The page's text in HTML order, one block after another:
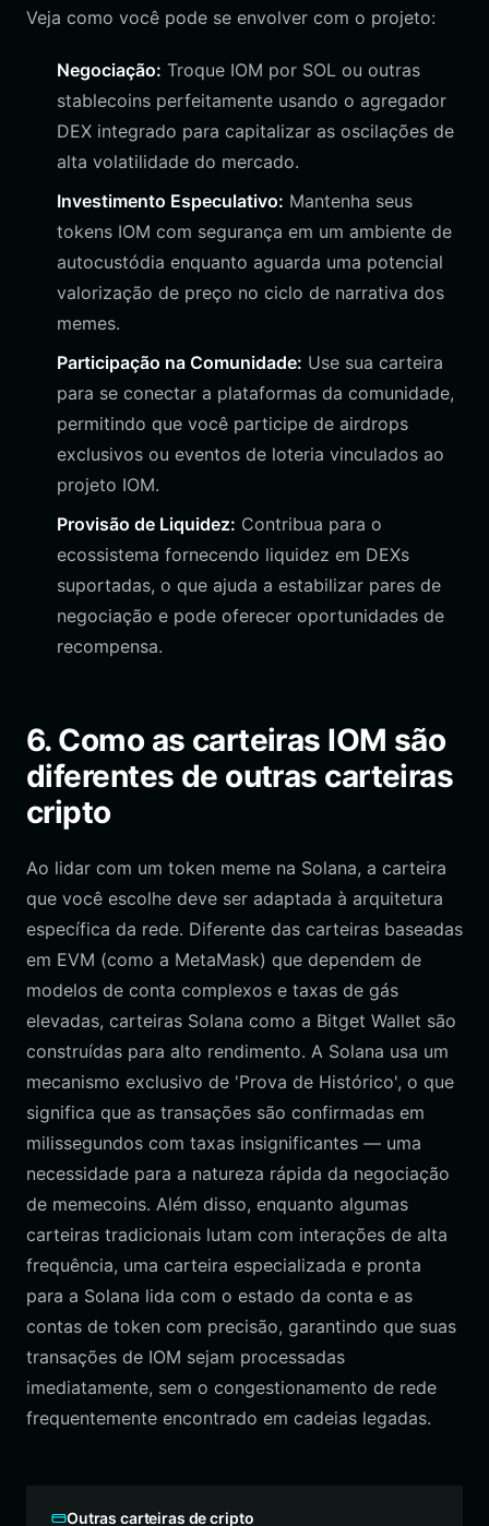
Veja como você pode se envolver com o projeto:
Negociação: Troque IOM por SOL ou outras
stablecoins perfeitamente usando o agregador
DEX integrado para capitalizar as oscilações de
alta volatilidade do mercado.
Investimento Especulativo: Mantenha seus
tokens IOM com segurança em um ambiente de
autocustódia enquanto aguarda uma potencial
valorização de preço no ciclo de narrativa dos
memes.
Participação na Comunidade: Use sua carteira
para se conectar a plataformas da comunidade,
permitindo que você participe de airdrops
exclusivos ou eventos de loteria vinculados ao
projeto IOM.
Provisão de Liquidez: Contribua para o
ecossistema fornecendo liquidez em DEXs
suportadas, o que ajuda a estabilizar pares de
negociação e pode oferecer oportunidades de
recompensa.
6. Como as carteiras IOM são
diferentes de outras carteiras
cripto
Ao lidar com um token meme na Solana, a carteira
que você escolhe deve ser adaptada à arquitetura
específica da rede. Diferente das carteiras baseadas
em EVM (como a MetaMask) que dependem de
modelos de conta complexos e taxas de gás
elevadas, carteiras Solana como a Bitget Wallet são
construídas para alto rendimento. A Solana usa um
mecanismo exclusivo de 'Prova de Histórico', o que
significa que as transações são confirmadas em
milissegundos com taxas insignificantes — uma
necessidade para a natureza rápida da negociação
de memecoins. Além disso, enquanto algumas
carteiras tradicionais lutam com interações de alta
frequência, uma carteira especializada e pronta
para a Solana lida com o estado da conta e as
contas de token com precisão, garantindo que suas
transações de IOM sejam processadas
imediatamente, sem o congestionamento de rede
frequentemente encontrado em cadeias legadas.
Outras carteiras de cripto